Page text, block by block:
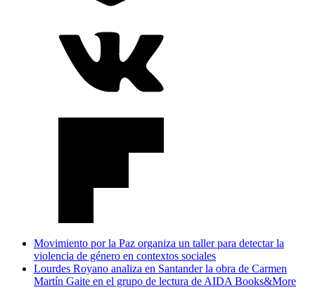
Movimiento por la Paz organiza un taller para detectar la
violencia de género en contextos sociales
Lourdes Royano analiza en Santander la obra de Carmen
Martín Gaite en el grupo de lectura de AIDA Books&More